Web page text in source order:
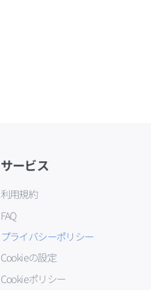
サービス
利用規約
FAQ
プライバシーポリシー
Cookieの設定
Cookieポリシー